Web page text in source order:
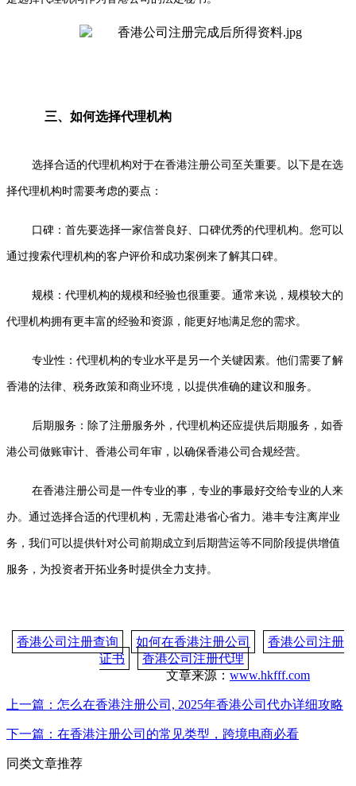
三、如何选择代理机构
选择合适的代理机构对于在香港注册公司至关重要。以下是在选
择代理机构时需要考虑的要点：
口碑：首先要选择一家信誉良好、口碑优秀的代理机构。您可以
通过搜索代理机构的客户评价和成功案例来了解其口碑。
规模：代理机构的规模和经验也很重要。通常来说，规模较大的
代理机构拥有更丰富的经验和资源，能更好地满足您的需求。
专业性：代理机构的专业水平是另一个关键因素。他们需要了解
香港的法律、税务政策和商业环境，以提供准确的建议和服务。
后期服务：除了注册服务外，代理机构还应提供后期服务，如香
港公司做账审计、香港公司年审，以确保香港公司合规经营。
在香港注册公司是一件专业的事，专业的事最好交给专业的人来
办。通过选择合适的代理机构，无需赴港省心省力。港丰专注离岸业
务，我们可以提供针对公司前期成立到后期营运等不同阶段提供增值
服务，为投资者开拓业务时提供全力支持。
香港公司注册查询 如何在香港注册公司
香港公司注册
证书
香港公司注册代理
文章来源： www.hkfff.com
上一篇： 怎么在香港注册公司, 2025年香港公司代办详细攻略
下一篇： 在香港注册公司的常见类型，跨境电商必看
同类文章推荐